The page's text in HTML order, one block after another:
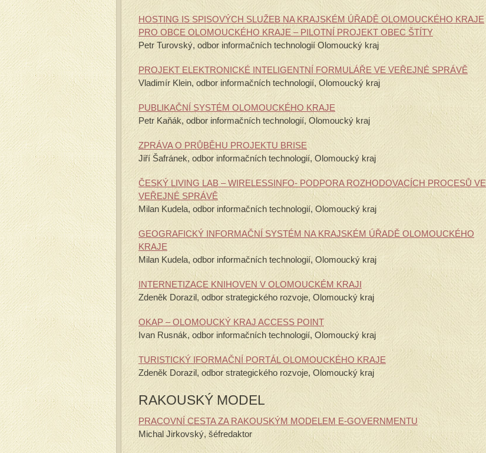
HOSTING IS SPISOVÝCH SLUŽEB NA KRAJSKÉM ÚŘADĚ OLOMOUCKÉHO KRAJE
PRO OBCE OLOMOUCKÉHO KRAJE – PILOTNÍ PROJEKT OBEC ŠTÍTY
Petr Turovský, odbor informačních technologií Olomoucký kraj
PROJEKT ELEKTRONICKÉ INTELIGENTNÍ FORMULÁŘE VE VEŘEJNÉ SPRÁVĚ
Vladimír Klein, odbor informačních technologií, Olomoucký kraj
PUBLIKAČNÍ SYSTÉM OLOMOUCKÉHO KRAJE
Petr Kaňák, odbor informačních technologií, Olomoucký kraj
ZPRÁVA O PRŮBĚHU PROJEKTU BRISE
Jiří Šafránek, odbor informačních technologií, Olomoucký kraj
ČESKÝ LIVING LAB – WIRELESSINFO- PODPORA ROZHODOVACÍCH PROCESŮ VE
VEŘEJNÉ SPRÁVĚ
Milan Kudela, odbor informačních technologií, Olomoucký kraj
GEOGRAFICKÝ INFORMAČNÍ SYSTÉM NA KRAJSKÉM ÚŘADĚ OLOMOUCKÉHO
KRAJE
Milan Kudela, odbor informačních technologií, Olomoucký kraj
INTERNETIZACE KNIHOVEN V OLOMOUCKÉM KRAJI
Zdeněk Dorazil, odbor strategického rozvoje, Olomoucký kraj
OKAP – OLOMOUCKÝ KRAJ ACCESS POINT
Ivan Rusnák, odbor informačních technologií, Olomoucký kraj
TURISTICKÝ IFORMAČNÍ PORTÁL OLOMOUCKÉHO KRAJE
Zdeněk Dorazil, odbor strategického rozvoje, Olomoucký kraj
RAKOUSKÝ MODEL
PRACOVNÍ CESTA ZA RAKOUSKÝM MODELEM E-GOVERNMENTU
Michal Jirkovský, šéfredaktor